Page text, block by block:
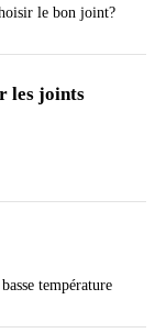
le bon joint?
les joints
température